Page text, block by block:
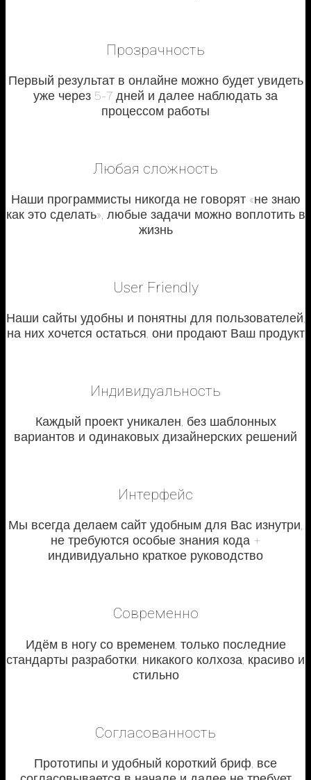
Прозрачность
Первый результат в онлайне можно будет увидеть
уже через 5-7 дней и далее наблюдать за
процессом работы
Любая сложность
Наши программисты никогда не говорят «не знаю
как это сделать», любые задачи можно воплотить в
жизнь
User Friendly
Наши сайты удобны и понятны для пользователей,
на них хочется остаться, они продают Ваш продукт
Индивидуальность
Каждый проект уникален, без шаблонных
вариантов и одинаковых дизайнерских решений
Интерфейс
Мы всегда делаем сайт удобным для Вас изнутри,
не требуются особые знания кода +
индивидуально краткое руководство
Современно
Идём в ногу со временем, только последние
стандарты разработки, никакого колхоза, красиво и
стильно
Согласованность
Прототипы и удобный короткий бриф, все